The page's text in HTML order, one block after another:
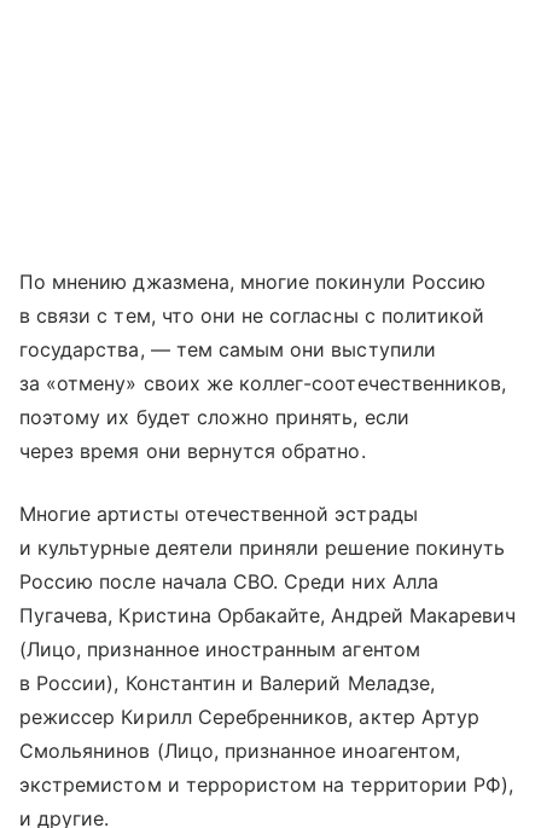
По мнению джазмена, многие покинули Россию
в связи с тем, что они не согласны с политикой
государства, — тем самым они выступили
за «отмену» своих же коллег-соотечественников,
поэтому их будет сложно принять, если
через время они вернутся обратно.
Многие артисты отечественной эстрады
и культурные деятели приняли решение покинуть
Россию после начала СВО. Среди них Алла
Пугачева, Кристина Орбакайте, Андрей Макаревич
(Лицо, признанное иностранным агентом
в России), Константин и Валерий Меладзе,
режиссер Кирилл Серебренников, актер Артур
Смольянинов (Лицо, признанное иноагентом,
экстремистом и террористом на территории РФ),
и другие.